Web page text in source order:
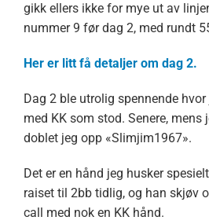
gikk ellers ikke for mye ut av
nummer 9 før dag 2, med rundt
Her er litt få detaljer om dag 2.
Dag 2 ble utrolig spennende
med KK som stod. Senere, mens
doblet jeg opp «Slimjim1967».
Det er en hånd jeg husker
raiset til 2bb tidlig, og han skjøv
call med nok en KK hånd.